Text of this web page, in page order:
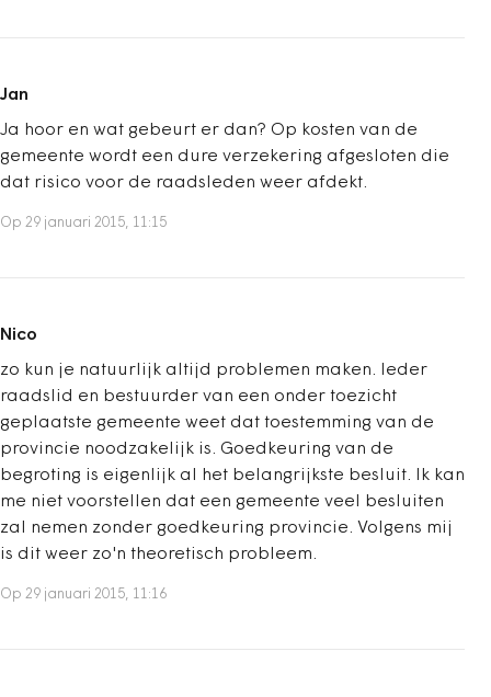
Jan
Ja hoor en wat gebeurt er dan? Op kosten van de
gemeente wordt een dure verzekering afgesloten die
dat risico voor de raadsleden weer afdekt.
Op 29 januari 2015, 11:15
Nico
zo kun je natuurlijk altijd problemen maken. Ieder
raadslid en bestuurder van een onder toezicht
geplaatste gemeente weet dat toestemming van de
provincie noodzakelijk is. Goedkeuring van de
begroting is eigenlijk al het belangrijkste besluit. Ik kan
me niet voorstellen dat een gemeente veel besluiten
zal nemen zonder goedkeuring provincie. Volgens mij
is dit weer zo'n theoretisch probleem.
Op 29 januari 2015, 11:16